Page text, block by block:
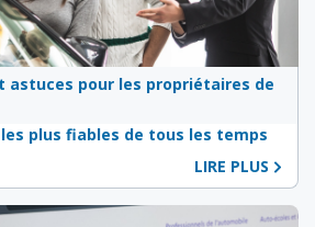
astuces pour les propriétaires de
plus fiables de tous les temps
LIRE PLUS